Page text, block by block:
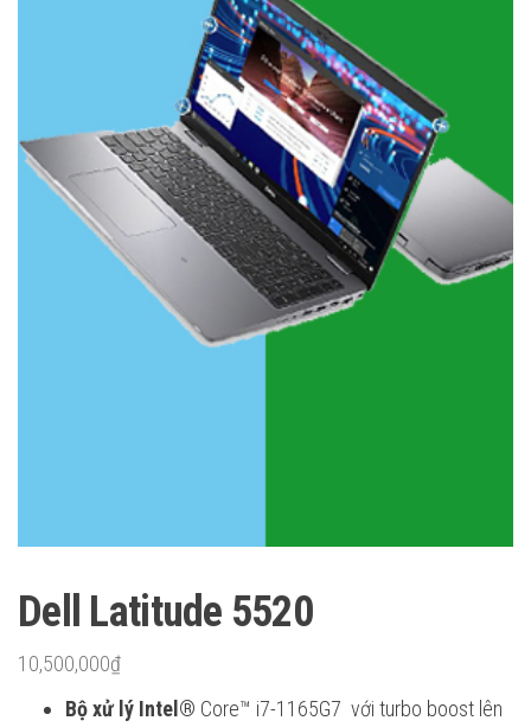
Dell Latitude 5520
10,500,000₫
Bộ xử lý Intel® Core™ i7-1165G7 với turbo boost lên